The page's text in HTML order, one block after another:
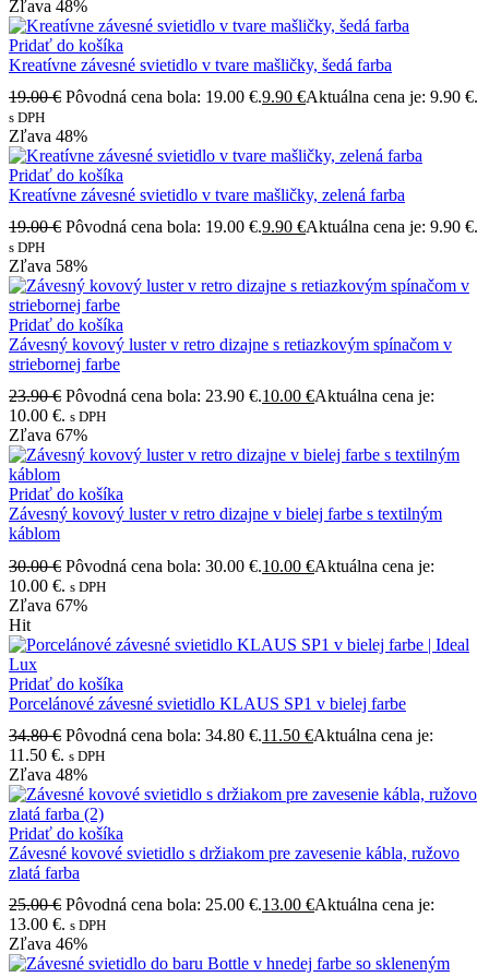
Zľava 48%
Pridať do košíka
Kreatívne závesné svietidlo v tvare mašličky, šedá farba
19.00€ Pôvodná cena bola: 19.00 €.9.90 €Aktuálna cena je: 9.90 €.
s DPH
Zľava 48%
Pridať do košíka
Kreatívne závesné svietidlo v tvare mašličky, zelená farba
19.00€ Pôvodná cena bola: 19.00 €.9.90 €Aktuálna cena je: 9.90 €.
s DPH
Zľava 58%
Pridať do košíka
Závesný kovový luster v retro dizajne s retiazkovým spínačom v
striebornej farbe
23.90€ Pôvodná cena bola: 23.90 €.10.00 €Aktuálna cena je:
10.00 €. s DPH
Zľava 67%
Pridať do košíka
Závesný kovový luster v retro dizajne v bielej farbe s textilným
káblom
30.00€ Pôvodná cena bola: 30.00 €.10.00 €Aktuálna cena je:
10.00 €. s DPH
Zľava 67%
Hit
Pridať do košíka
Porcelánové závesné svietidlo KLAUS SP1 v bielej farbe
34.80€ Pôvodná cena bola: 34.80 €.11.50 €Aktuálna cena je:
11.50 €. s DPH
Zľava 48%
Pridať do košíka
Závesné kovové svietidlo s držiakom pre zavesenie kábla, ružovo
zlatá farba
25.00€ Pôvodná cena bola: 25.00 €.13.00 €Aktuálna cena je:
13.00 €. s DPH
Zľava 46%